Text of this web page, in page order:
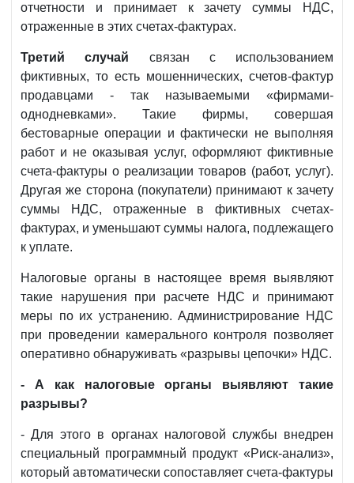
отчетности и принимает к зачету суммы НДС,
отраженные в этих счетах-фактурах.
Третий случай связан с использованием
фиктивных, то есть мошеннических, счетов-фактур
продавцами - так называемыми «фирмами-
однодневками». Такие фирмы, совершая
бестоварные операции и фактически не выполняя
работ и не оказывая услуг, оформляют фиктивные
счета-фактуры о реализации товаров (работ, услуг).
Другая же сторона (покупатели) принимают к зачету
суммы НДС, отраженные в фиктивных счетах-
фактурах, и уменьшают суммы налога, подлежащего
к уплате.
Налоговые органы в настоящее время выявляют
такие нарушения при расчете НДС и принимают
меры по их устранению. Администрирование НДС
при проведении камерального контроля позволяет
оперативно обнаруживать «разрывы цепочки» НДС.
- А как налоговые органы выявляют такие
разрывы?
- Для этого в органах налоговой службы внедрен
специальный программный продукт «Риск-анализ»,
который автоматически сопоставляет счета-фактуры